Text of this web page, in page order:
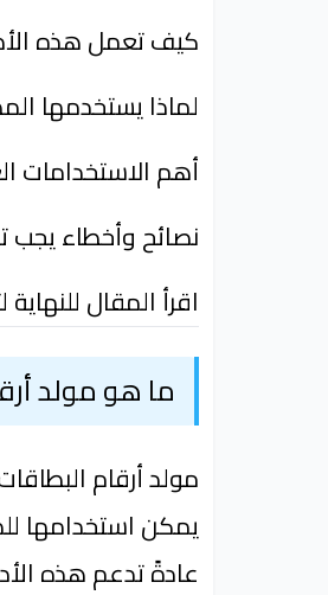
كيف تعمل هذه
لماذا يستخدمها
أهم الاستخدامات
نصائح وأخطاء يجب
اقرأ المقال
ما هو مولد
مولد أرقام
يمكن استخدامها
عادةً تدعم هذه